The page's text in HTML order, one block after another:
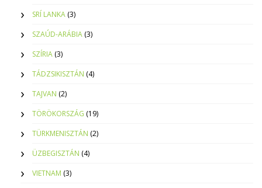
SRÍ LANKA (3)
SZAÚD-ARÁBIA (3)
SZÍRIA (3)
TÁDZSIKISZTÁN (4)
TAJVAN (2)
TÖRÖKORSZÁG (19)
TÜRKMENISZTÁN (2)
ÜZBEGISZTÁN (4)
VIETNAM (3)